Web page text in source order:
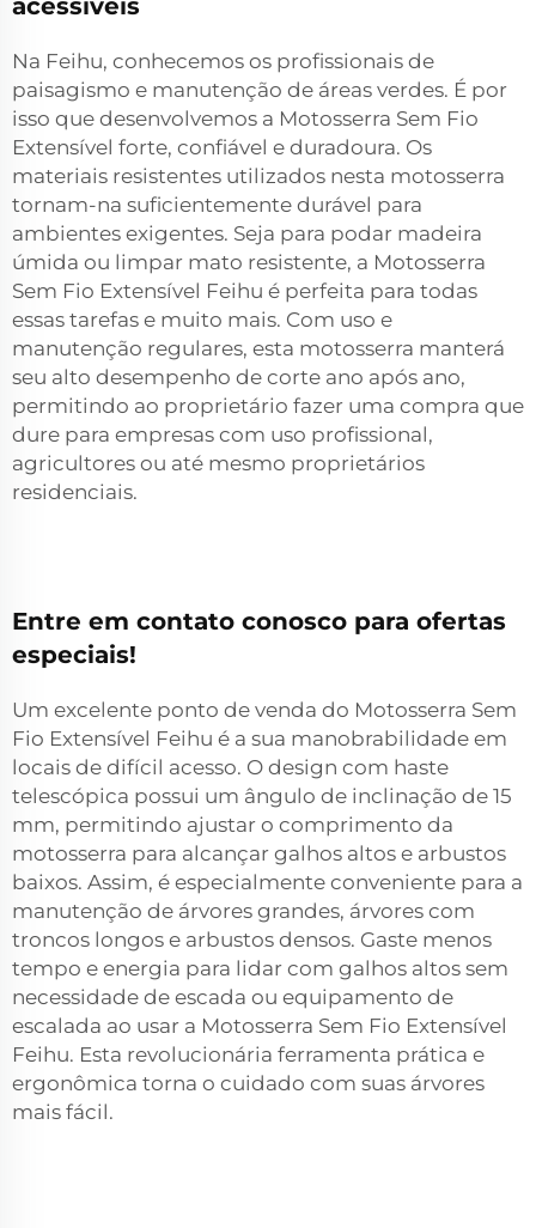
acessíveis
Na Feihu, conhecemos os profissionais de
paisagismo e manutenção de áreas verdes. É por
isso que desenvolvemos a Motosserra Sem Fio
Extensível forte, confiável e duradoura. Os
materiais resistentes utilizados nesta motosserra
tornam-na suficientemente durável para
ambientes exigentes. Seja para podar madeira
úmida ou limpar mato resistente, a Motosserra
Sem Fio Extensível Feihu é perfeita para todas
essas tarefas e muito mais. Com uso e
manutenção regulares, esta motosserra manterá
seu alto desempenho de corte ano após ano,
permitindo ao proprietário fazer uma compra que
dure para empresas com uso profissional,
agricultores ou até mesmo proprietários
residenciais.
Entre em contato conosco para ofertas
especiais!
Um excelente ponto de venda do Motosserra Sem
Fio Extensível Feihu é a sua manobrabilidade em
locais de difícil acesso. O design com haste
telescópica possui um ângulo de inclinação de 15
mm, permitindo ajustar o comprimento da
motosserra para alcançar galhos altos e arbustos
baixos. Assim, é especialmente conveniente para a
manutenção de árvores grandes, árvores com
troncos longos e arbustos densos. Gaste menos
tempo e energia para lidar com galhos altos sem
necessidade de escada ou equipamento de
escalada ao usar a Motosserra Sem Fio Extensível
Feihu. Esta revolucionária ferramenta prática e
ergonômica torna o cuidado com suas árvores
mais fácil.